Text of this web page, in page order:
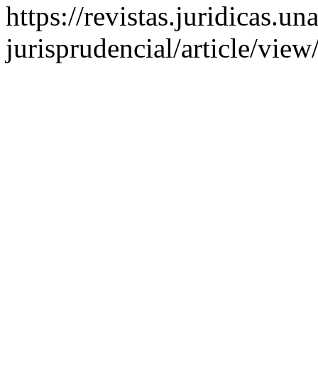
https://
jurisprudencial/article/